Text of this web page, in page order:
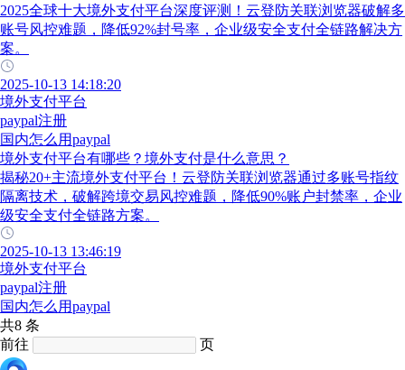
2025全球十大境外支付平台深度评测！云登防关联浏览器破解多
账号风控难题，降低92%封号率，企业级安全支付全链路解决方
案。
2025-10-13 14:18:20
境外支付平台
paypal注册
国内怎么用paypal
境外支付平台有哪些？境外支付是什么意思？
揭秘20+主流境外支付平台！云登防关联浏览器通过多账号指纹
隔离技术，破解跨境交易风控难题，降低90%账户封禁率，企业
级安全支付全链路方案。
2025-10-13 13:46:19
境外支付平台
paypal注册
国内怎么用paypal
共8 条
前往
页